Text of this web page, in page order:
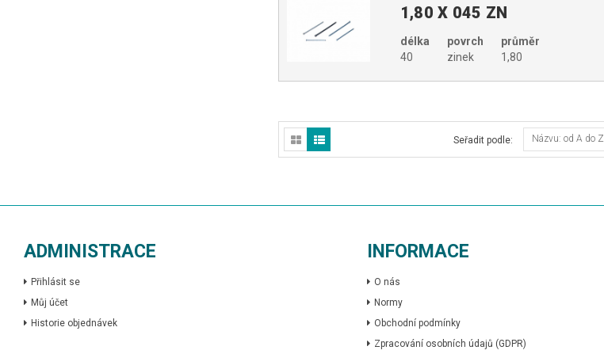
1,80 X 045 ZN
délka
40
povrch
zinek
průměr
1,80
Seřadit podle: Názvu: od A do Z
ADMINISTRACE
Přihlásit se
Můj účet
Historie objednávek
INFORMACE
O nás
Normy
Obchodní podmínky
Zpracování osobních údajů (GDPR)